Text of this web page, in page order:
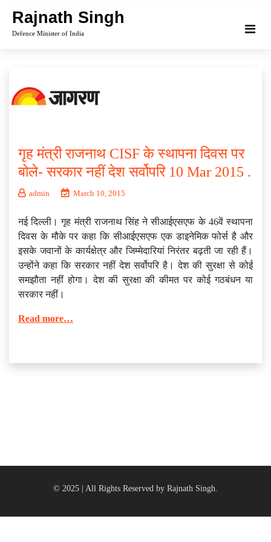
content
Rajnath Singh
Defence Minister of India
गृह मंत्री राजनाथ CISF के स्‍थापना दिवस पर
बोले- सरकार नहीं देश सर्वोपरि 10 Mar 2015 .
admin March 10, 2015
नई दिल्ली। गृह मंत्री राजनाथ सिंह ने सीआईएसएफ के 46वें स्थापना
दिवस के मौके पर कहा कि सीआईएसएफ एक डाइनेमिक फोर्स है और
इसके जवानों के कार्यक्षेत्र और जिम्मेदारियां निरंतर बढ़ती जा रही हैं।
उन्होंने कहा कि सरकार नहीं देश सर्वोपरि है। देश की सुरक्षा से कोई
समझौता नहीं होगा। देश की सुरक्षा की कीमत पर कोई गठबंधन या
सरकार नहीं।
Read more…
© 2025 | All Rights Reserved by Rajnath Singh.